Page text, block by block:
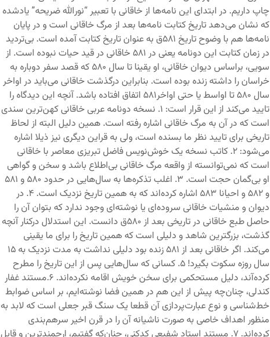
چاپ داریم. در ابتدای این نامه‌ها از خاقانی با تعبیر “نورالله ضریحه” یادشده
که نشان می‌دهد تاریخ کتابت نامه‌ها بعد از مرگ خاقانی است و در پایان
نامه‌ها هم با وضوح تاریخ ۵۸۱ق به عنوان تاریخ کتابت آمده است. بی‌تردید
در زمان کتابت این دونامه یعنی در ۵۸۱ خاقانی در قید حیات نبوده است. از
سویی، براساس دیوان خاقانی، او یقینا تا سال ۵۸۰ که قصد سفر دوباره به
خراسان را داشته زنده بوده است. بنابراین درگذشت خاقانی می‌باید در اواخر
سال ۵۸۰ تا اواسط یا حتی اواخر۵۸۱ اتفاق افتاده باشد. آنچه این دیدگاه را
تایید می‌کند از این قرار است: ۱. نسخه دونامه عربی خاقانی کهن‌ترین سندی
است که در آن به مرگ خاقانی اشاره رفته است. همین دلیل البته از لحاظ
تاریخی برای تایید نظر ما بسنده است، ولی به قراین دیگری نیز ذیلا اشاره
می‌شود: ۲. کاتب نسخه یک خوش‌نویس فاضل تبریزی معاصر با خاقانی
است که نمی‌توانسته از واقعه مرگ خاقانی بی‌اطلاع باشد و سخن و گواهی
او بی‌گمان حجت است. ۳. اغلب تذکره‌ها به سال‌هایی در حدود ۵۸۰ و ۵۸۱
و ۵۸۲ و احیانا ۵۸۳ اشاره کرده‌اند که به همین تاریخ نزدیک است. ۴. در
دیوان و منشیات خاقانی سروده‌ای یا نوشته‌ای وجود ندارد که بتوان آن را
حاصل طبع خاقانی در تاریخی بعد از ۵۸۰ق دانست. این استدلال درکنار آنچه
گذشت، بزرگترین شاهد و دلیلی است که همین تاریخ را برای ما یقینی
می‌کند. اگر خاقانی بعد از ۵۸۱ زنده بود دلیلی نداشت به مدت نزدیک به ۱۵
سال روزه سکوت بگیرد! ۵. کسانی که سال‌هایی پس از این تاریخ را مطرح
کرده‌آند، دلیل مستحکمی برای سخن خویش اقامه نکرده‌اند. ۶.مستند غفار
کندلی، چنان‌چه پیش از این هم در همین فضا نوشته‌ایم، بر اساس ضوابط
خط‌شناسی و نوع عبارت‌پردازی آن قطعا یک سنگ قبر جعلی است که لابد به
منظور اهداف خاصی به صورت ناشیانه آن را در قرن اخیر سرهم‌بندی